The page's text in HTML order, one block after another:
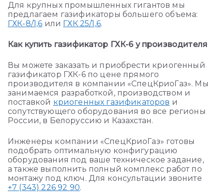
Для крупных промышленных гигантов мы
предлагаем газификаторы большего объема:
ГХК-8/1,6 или ГХК 25/1,6.
Как купить газификатор ГХК-6 у производителя
Вы можете заказать и приобрести криогенный
газификатор ГХК-6 по цене прямого
производителя в компании «СпецКриоГаз». Мы
занимаемся разработкой, производством и
поставкой криогенных газификаторов и
сопутствующего оборудования во все регионы
России, в Белоруссию и Казахстан.
Инженеры компании «СпецКриоГаз» готовы
подобрать оптимальную конфигурацию
оборудования под ваше техническое задание,
а также выполнить полный комплекс работ по
монтажу под ключ. Для консультации звоните
+7 (343) 226 92 90.